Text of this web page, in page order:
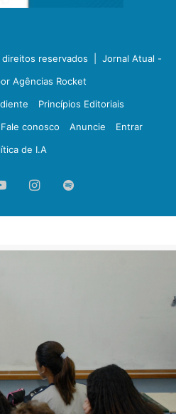
reservados | Jornal Atual -
Agências Rocket
Princípios Editoriais
Fale conosco Anuncie
Entrar
de I.A
YouTubeInstagram
Spotify